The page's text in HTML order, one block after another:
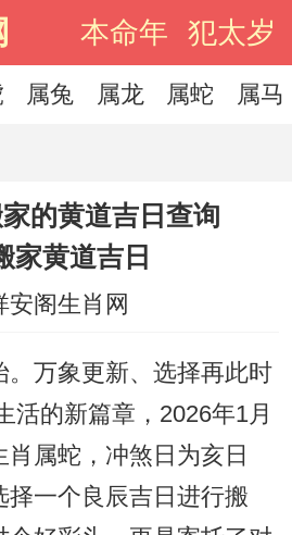
本命年 犯太岁
属兔 属龙 属蛇 属马
的黄道吉日查询
家黄道吉日
安阁生肖网
。万象更新、选择再此时
活的新篇章，2026年1月
属蛇，冲煞日为亥日
择一个良辰吉日进行搬